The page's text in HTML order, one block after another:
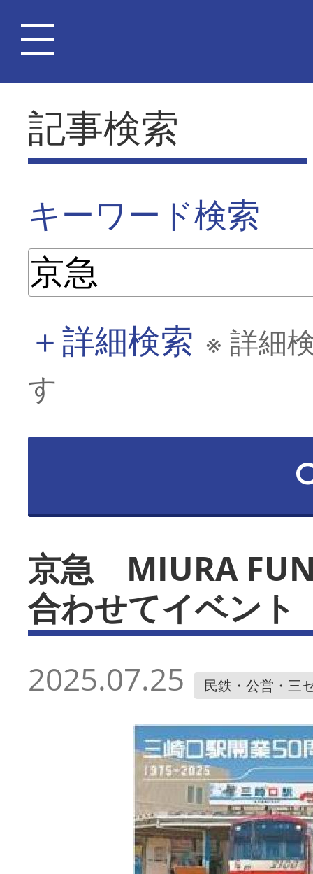
記事検索
キーワード検索
＋詳細検索 ※ 詳細
す
京急 MIURA
合わせてイベント
2025.07.25 民鉄・公営・三